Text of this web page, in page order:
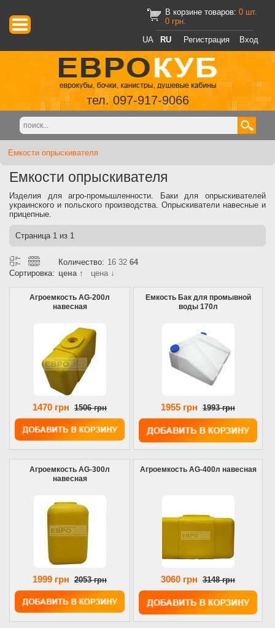
В корзине товаров: 0 шт.
0 грн.
UA
RU Регистрация Вход
тел. 097-917-9066
Емкости опрыскивателя
Емкости опрыскивателя
Изделия для агро-промышленности. Баки для опрыскивателей
украинского и польского производства. Опрыскиватели навесные и
прицепные.
Страница 1 из 1
Количество: 16 32 64
Сортировка: цена ↑ цена ↓
Агроемкость AG-200л
навесная
1470 грн 1506 грн
Емкость Бак для промывной
воды 170л
1955 грн 1993 грн
Агроемкость AG-300л
навесная
1999 грн 2053 грн
Агроемкость AG-400л навесная
3060 грн 3148 грн